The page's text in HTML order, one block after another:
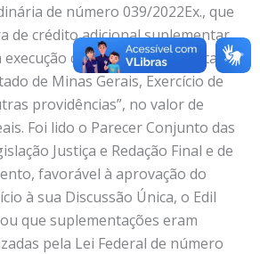
de número 039/2022Ex., que
de crédito adicional suplementar
do município de Santa
de Minas Gerais, Exercício de
providências”, no valor de
Foi lido o Parecer Conjunto das
Justiça e Redação Final e de
favorável à aprovação do
à sua Discussão Única, o Edil
que suplementações eram
pela Lei Federal de número